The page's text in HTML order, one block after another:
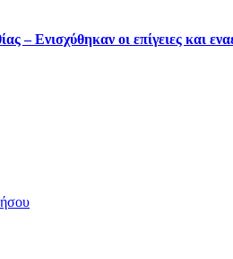
– Ενισχύθηκαν οι επίγειες και